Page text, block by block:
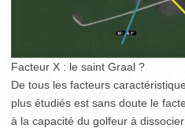
Facteur X : le saint Graal ?
De tous les facteurs
plus étudiés est sans doute le
à la capacité du golfeur à